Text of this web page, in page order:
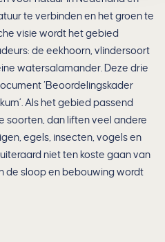
te verbinden en het groen te
visie wordt het gebied
de eekhoorn, vlindersoort
watersalamander. Deze drie
‘Beoordelingskader
Als het gebied passend
soorten, dan liften veel andere
egels, insecten, vogels en
niet ten koste gaan van
de sloop en bebouwing wordt